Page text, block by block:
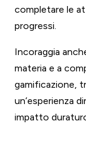
completare le
progressi.
Incoraggia
materia e a
gamificazione,
un’esperienza
impatto